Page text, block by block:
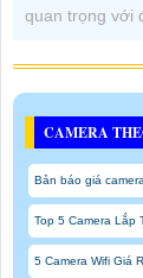
quan trọng với
CAMERA
Bản báo giá
Top 5 Camera Lắp
5 Camera Wifi Giá